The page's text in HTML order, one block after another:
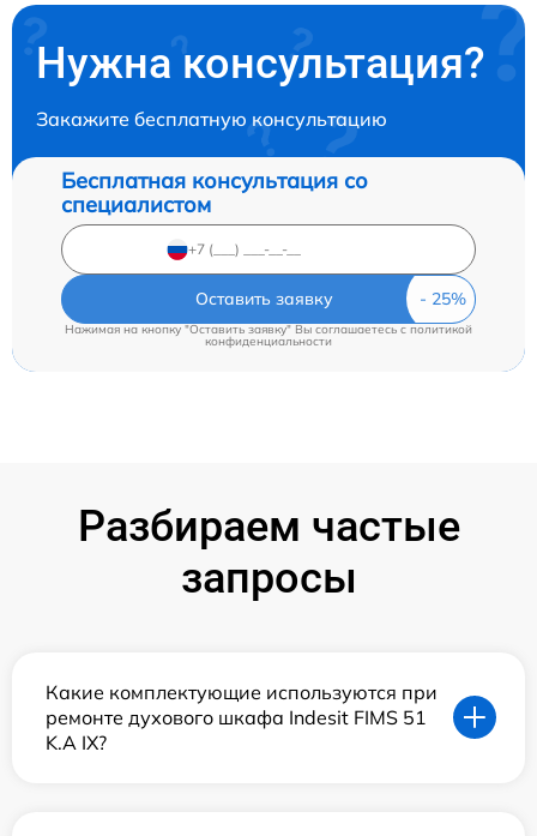
Нужна консультация?
Закажите бесплатную консультацию
Бесплатная консультация со
специалистом
Оставить заявку
Нажимая на кнопку "Оставить заявку" Вы соглашаетесь cполитикой
конфиденциальности
Разбираем частые
запросы
Какие комплектующие используются при
ремонте духового шкафа Indesit FIMS 51
K.A IX?